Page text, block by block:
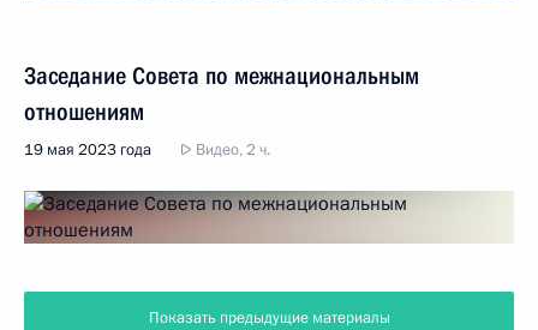
Заседание Совета по межнациональным
отношениям
19 мая 2023 года Видео, 2 ч.
Показать предыдущие материалы